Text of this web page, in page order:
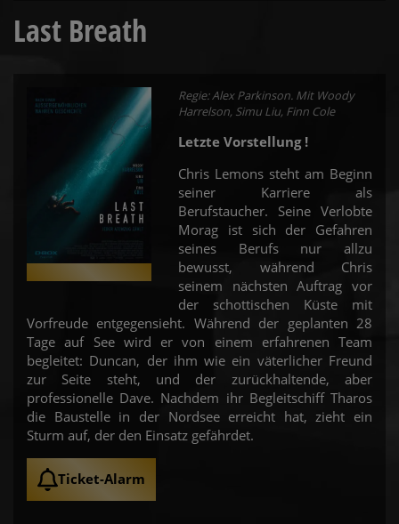
Last Breath
Regie: Alex Parkinson. Mit Woody
Harrelson, Simu Liu, Finn Cole
Letzte Vorstellung !
Chris Lemons steht am Beginn
seiner Karriere als
Berufstaucher. Seine Verlobte
Morag ist sich der Gefahren
seines Berufs nur allzu
bewusst, während Chris
seinem nächsten Auftrag vor
der schottischen Küste mit
Vorfreude entgegensieht. Während der geplanten 28
Tage auf See wird er von einem erfahrenen Team
begleitet: Duncan, der ihm wie ein väterlicher Freund
zur Seite steht, und der zurückhaltende, aber
professionelle Dave. Nachdem ihr Begleitschiff Tharos
die Baustelle in der Nordsee erreicht hat, zieht ein
Sturm auf, der den Einsatz gefährdet.
Ticket-Alarm